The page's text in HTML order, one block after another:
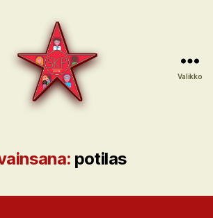
SKP:n
Valikko
potilas